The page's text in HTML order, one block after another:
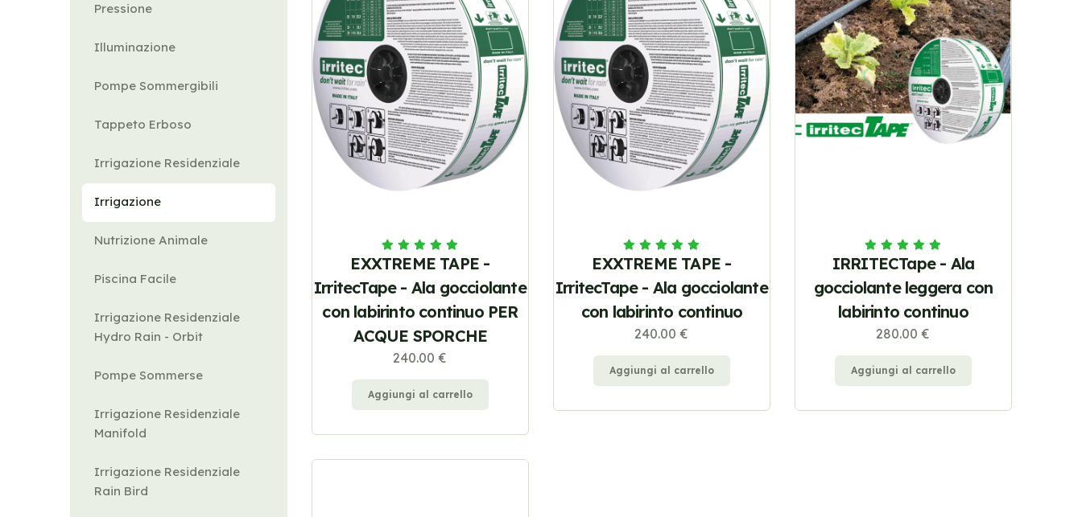
Pressione
Illuminazione
Pompe Sommergibili
Tappeto Erboso
Irrigazione Residenziale
Irrigazione
Nutrizione Animale
Piscina Facile
Irrigazione Residenziale
Hydro Rain - Orbit
Pompe Sommerse
Irrigazione Residenziale
Manifold
Irrigazione Residenziale
Rain Bird
EXXTREME TAPE -
IrritecTape - Ala gocciolante
con labirinto continuo PER
ACQUE SPORCHE
240.00 €
Aggiungi al carrello
EXXTREME TAPE -
IrritecTape - Ala gocciolante
con labirinto continuo
240.00 €
Aggiungi al carrello
IRRITECTape - Ala
gocciolante leggera con
labirinto continuo
280.00 €
Aggiungi al carrello